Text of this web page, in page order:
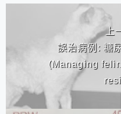
上
誤治病例: 糖
(Managing